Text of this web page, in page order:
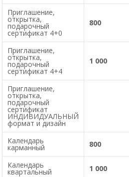
Приглашение,
открытка,
подарочный
сертификат 4+0
800
Приглашение,
открытка,
подарочный
сертификат 4+4
1 000
Приглашение,
открытка,
подарочный
сертификат
ИНДИВИДУАЛЬНЫЙ
формат и дизайн
Календарь
карманный 800
Календарь
квартальный 1 000